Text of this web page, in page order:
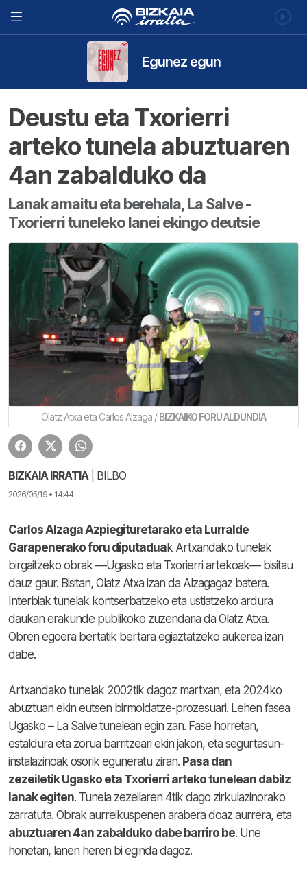
Egunez egun
Deustu eta Txorierri
arteko tunela abuztuaren
4an zabalduko da
Lanak amaitu eta berehala, La Salve -
Txorierri tuneleko lanei ekingo deutsie
Olatz Atxa eta Carlos Alzaga /BIZKAIKO FORU ALDUNDIA
BIZKAIA IRRATIA | BILBO
2026/05/19 • 14:44
Carlos Alzaga Azpiegituretarako eta Lurralde
Garapenerako foru diputaduak Artxandako tunelak
birgaitzeko obrak —Ugasko eta Txorierri artekoak— bisitau
dauz gaur. Bisitan, Olatz Atxa izan da Alzagagaz batera.
Interbiak tunelak kontserbatzeko eta ustiatzeko ardura
daukan erakunde publikoko zuzendaria da Olatz Atxa.
Obren egoera bertatik bertara egiaztatzeko aukerea izan
dabe.
Artxandako tunelak 2002tik dagoz martxan, eta 2024ko
abuztuan ekin eutsen birmoldatze-prozesuari. Lehen fasea
Ugasko – La Salve tunelean egin zan. Fase horretan,
estaldura eta zorua barritzeari ekin jakon, eta segurtasun-
instalazinoak osorik eguneratu ziran. Pasa dan
zezeiletik Ugasko eta Txorierri arteko tunelean dabilz
lanak egiten. Tunela zezeilaren 4tik dago zirkulazinorako
zarratuta. Obrak aurreikuspenen arabera doaz aurrera, eta
abuztuaren 4an zabalduko dabe barriro be. Une
honetan, lanen heren bi eginda dagoz.